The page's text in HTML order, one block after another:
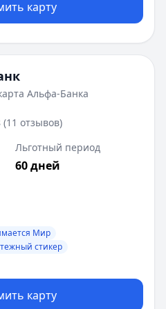
(
карту
Альфа-Банка
(11 отзывов)
Льготный период
60 дней
Мир
стикер
карту